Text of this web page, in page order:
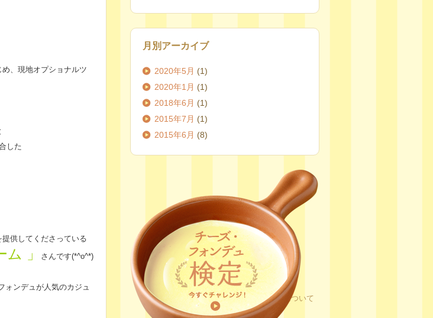
、現地オプショナルツ
した
供してくださっている
」 さんです(*^o^*)
ォンデュが人気のカジュ
月別アーカイブ
2020年5月 (1)
2020年1月 (1)
2018年6月 (1)
2015年7月 (1)
2015年6月 (8)